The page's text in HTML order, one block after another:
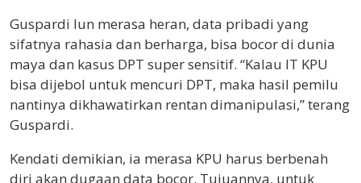
Guspardi lun merasa heran, data pribadi yang
sifatnya rahasia dan berharga, bisa bocor di dunia
maya dan kasus DPT super sensitif. “Kalau IT KPU
bisa dijebol untuk mencuri DPT, maka hasil pemilu
nantinya dikhawatirkan rentan dimanipulasi,” terang
Guspardi.
Kendati demikian, ia merasa KPU harus berbenah
diri akan dugaan data bocor. Tujuannya, untuk